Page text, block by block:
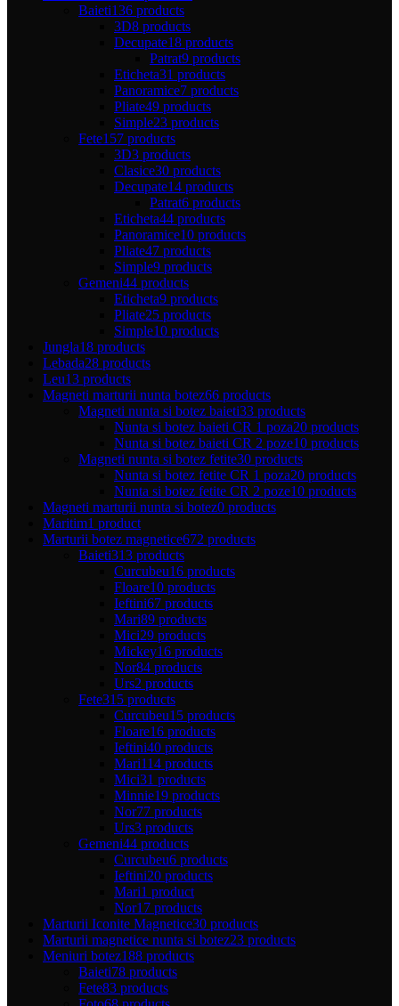
Baieti136 products
3D8 products
Decupate18 products
Patrat9 products
Eticheta31 products
Panoramice7 products
Pliate49 products
Simple23 products
Fete157 products
3D3 products
Clasice30 products
Decupate14 products
Patrat6 products
Eticheta44 products
Panoramice10 products
Pliate47 products
Simple9 products
Gemeni44 products
Eticheta9 products
Pliate25 products
Simple10 products
Jungla18 products
Lebada28 products
Leu13 products
Magneti marturii nunta botez66 products
Magneti nunta si botez baieti33 products
Nunta si botez baieti CR 1 poza20 products
Nunta si botez baieti CR 2 poze10 products
Magneti nunta si botez fetite30 products
Nunta si botez fetite CR 1 poza20 products
Nunta si botez fetite CR 2 poze10 products
Magneti marturii nunta si botez0 products
Maritim1 product
Marturii botez magnetice672 products
Baieti313 products
Curcubeu16 products
Floare10 products
Ieftini67 products
Mari89 products
Mici29 products
Mickey16 products
Nor84 products
Urs2 products
Fete315 products
Curcubeu15 products
Floare16 products
Ieftini40 products
Mari114 products
Mici31 products
Minnie19 products
Nor77 products
Urs3 products
Gemeni44 products
Curcubeu6 products
Ieftini20 products
Mari1 product
Nor17 products
Marturii Iconite Magnetice30 products
Marturii magnetice nunta si botez23 products
Meniuri botez188 products
Baieti78 products
Fete83 products